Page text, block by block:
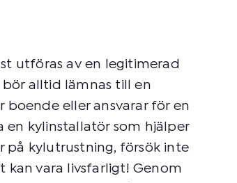
utföras av en legitimerad
alltid lämnas till en
boende eller ansvarar för en
en kylinstallatör som hjälper
på kylutrustning, försök inte
kan vara livsfarligt! Genom